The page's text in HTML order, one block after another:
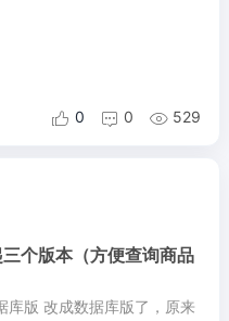
 0  0  529
个版本（方便查询商品
库版 改成数据库版了，原来